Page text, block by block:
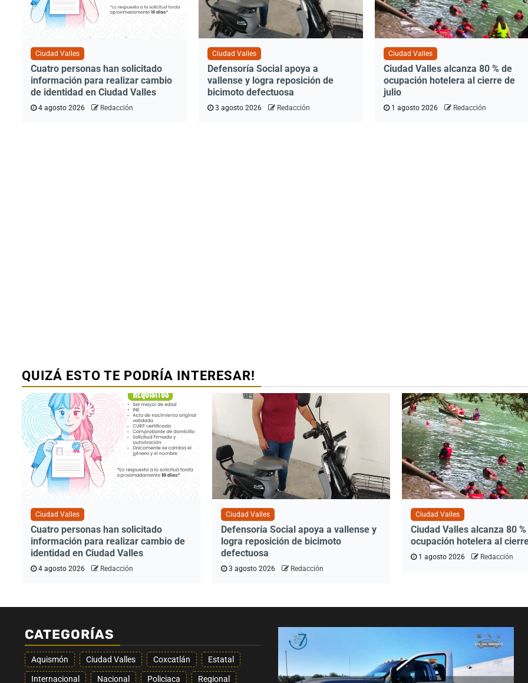
Ciudad Valles
Cuatro personas han solicitado
información para realizar cambio
de identidad en Ciudad Valles
4 agosto 2026 Redacción
Ciudad Valles
Defensoría Social apoya a
vallense y logra reposición de
bicimoto defectuosa
3 agosto 2026 Redacción
Ciudad Valles
Ciudad Valles alcanza 80 % de
ocupación hotelera al cierre de
julio
1 agosto 2026
Redacción
QUIZÁ ESTO TE PODRÍA INTERESAR!
Ciudad Valles
Cuatro personas han solicitado
información para realizar cambio de
identidad en Ciudad Valles
4 agosto 2026 Redacción
Ciudad Valles
Defensoría Social apoya a vallense y
logra reposición de bicimoto
defectuosa
3 agosto 2026 Redacción
Ciudad Valles
Ciudad Valles alcanza 80
ocupación hotelera al
1 agosto 2026 Redacción
CATEGORÍAS
Aquismón Ciudad Valles Coxcatlán Estatal
Internacional Nacional Policiaca Regional